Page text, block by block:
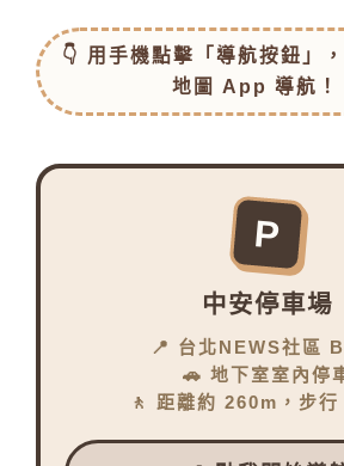
👇 用手機點擊「導航按鈕」
地圖 App 導航！
P
中安停車場
📍 台北NEWS社區
🚗 地下室室內停
🚶 距離約 260m，步